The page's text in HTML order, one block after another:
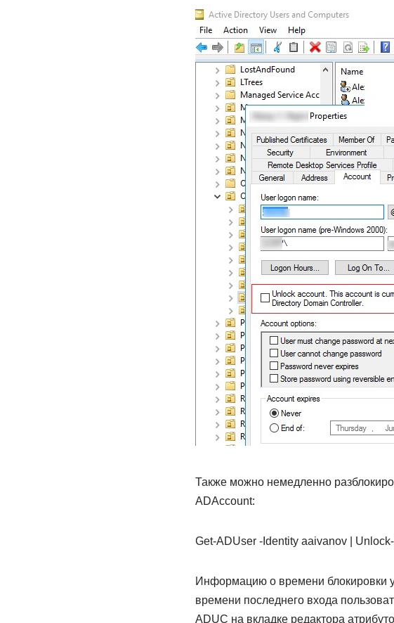
Также можно немедленно
ADAccount:
Get-ADUser -Identity aaivanov |
Информацию о времени блокировки
времени последнего входа
ADUC на вкладке редактора